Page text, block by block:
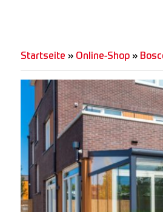
Startseite » Online-Shop»